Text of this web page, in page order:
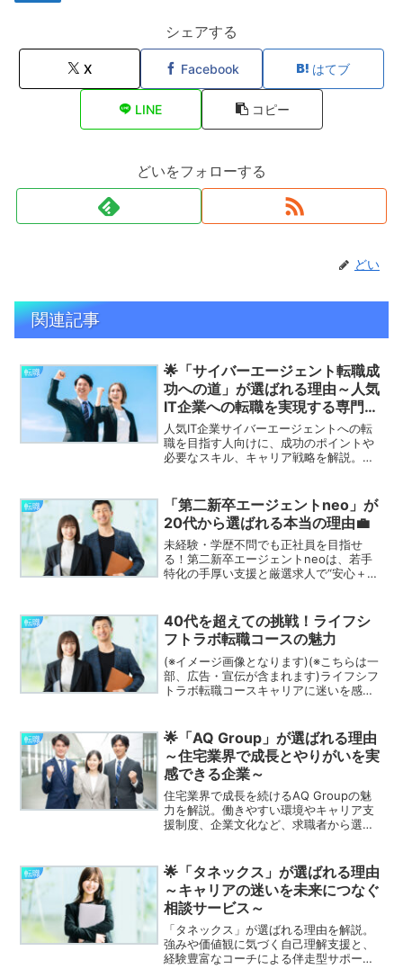
シェアする
X Facebook はてブ
LINE コピー
どいをフォローする
どい
関連記事
転職
🌟「サイバーエージェント転職成
功への道」が選ばれる理由～人気
IT企業への転職を実現する専門サ
ポート～
人気IT企業サイバーエージェントへの転
職を目指す人向けに、成功のポイントや
必要なスキル、キャリア戦略を解説。転
転職
「第二新卒エージェントneo」が
20代から選ばれる本当の理由💼
未経験・学歴不問でも正社員を目指せ
る！第二新卒エージェントneoは、若手
特化の手厚い支援と厳選求人で“安心＋ス
転職
40代を超えての挑戦！ライフシ
フトラボ転職コースの魅力
(※イメージ画像となります)(※こちらは一
部、広告・宣伝が含まれます)ライフシフ
トラボ転職コースキャリアに迷いを感じ
半のキャリアチェンジを支援する独自の
オンラインプログ...
転職
🌟「AQ Group」が選ばれる理由
～住宅業界で成長とやりがいを実
感できる企業～
住宅業界で成長を続けるAQ Groupの魅
力を解説。働きやすい環境やキャリア支
援制度、企業文化など、求職者から選ば
転職
🌟「タネックス」が選ばれる理由
～キャリアの迷いを未来につなぐ
相談サービス～
「タネックス」が選ばれる理由を解説。
強みや価値観に気づく自己理解支援と、
経験豊富なコーチによる伴走型サポート